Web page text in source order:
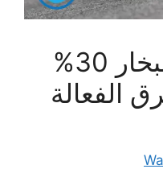
شركة تنظيف بالبخار 30%
الفعالة